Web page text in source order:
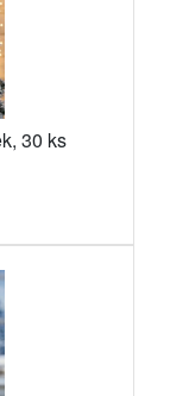
30 ks